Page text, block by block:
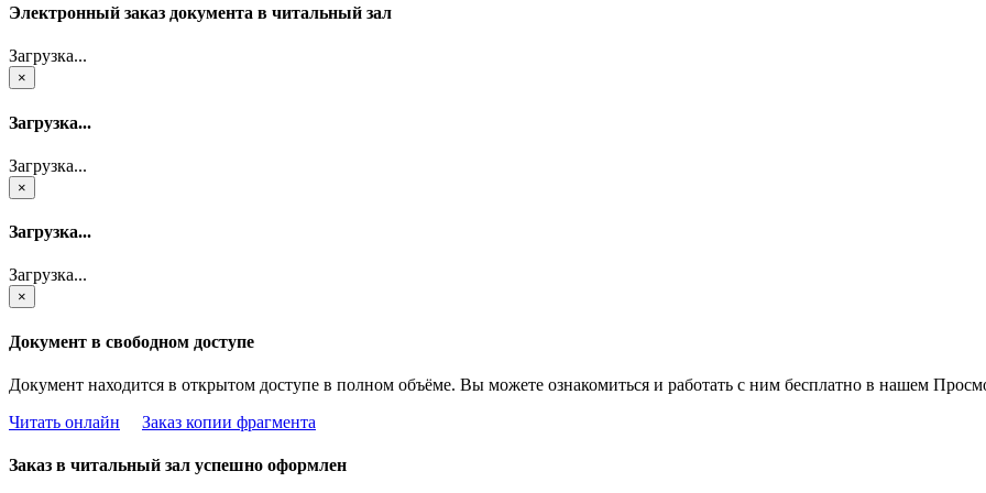
Электронный заказ документа в читальный зал
Загрузка...
×
Загрузка...
Загрузка...
×
Загрузка...
Загрузка...
×
Документ в свободном доступе
Документ находится в открытом доступе в полном объёме. Вы можете ознакомиться и работать с ним бесплатно в нашем
Читать онлайн
Заказ копии фрагмента
Заказ в читальный зал успешно оформлен